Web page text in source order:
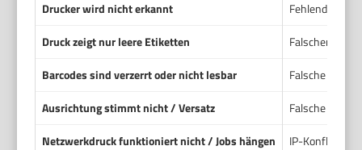
Drucker wird nicht erkannt
Fehlender
Druck zeigt nur leere Etiketten
Falscher
Barcodes sind verzerrt oder nicht lesbar
Falsche DPI,
Ausrichtung stimmt nicht / Versatz
Falsche
Netzwerkdruck funktioniert nicht / Jobs hängen
IP-Konflikt,